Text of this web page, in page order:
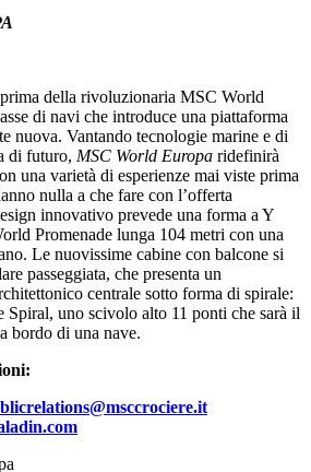
e la filosofia del marchio. Birra Baladin
la sua visione innovativa, creativa,
di tradizioni. Il fondatore e mastro birraio
dietro il marchio è considerato il
birra artigianale italiana e un’influente
internazionale. Ha introdotto un nuovo
settore della birra, proponendo fin da
perché venissero abbinati al cibo.
filiera agricola italiana per la produzione
concretamente una vera
Made in Italy. Le sue birre hanno
dalla loro nascita negli anni '90 e sono
dalla città natale di Teo Musso
origini della famiglia di Teo Musso hanno
Crociere. Nato in una famiglia di
il valore della terra che ha trasferito
naturali usati per produrre le sue birre.
in modo naturale al marchio
sue origini italiane.MSC World Europa
a partire da dicembre 2022. La nave
inaugurale nella regione del Golfo